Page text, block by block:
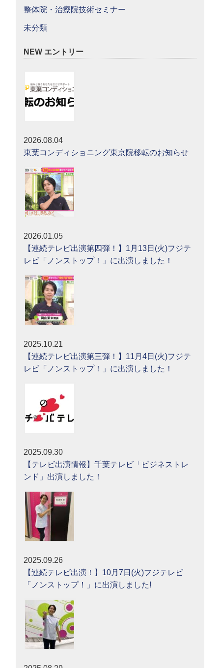
整体院・治療院技術セミナー
未分類
NEW エントリー
2026.08.04
東葉コンディショニング東京院移転のお知らせ
2026.01.05
【連続テレビ出演第四弾！】1月13日(火)フジテ
レビ「ノンストップ！」に出演しました！
2025.10.21
【連続テレビ出演第三弾！】11月4日(火)フジテ
レビ「ノンストップ！」に出演しました！
2025.09.30
【テレビ出演情報】千葉テレビ「ビジネストレ
ンド」出演しました！
2025.09.26
【連続テレビ出演！】10月7日(火)フジテレビ
「ノンストップ！」に出演しました!